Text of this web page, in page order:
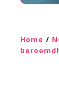
Home /